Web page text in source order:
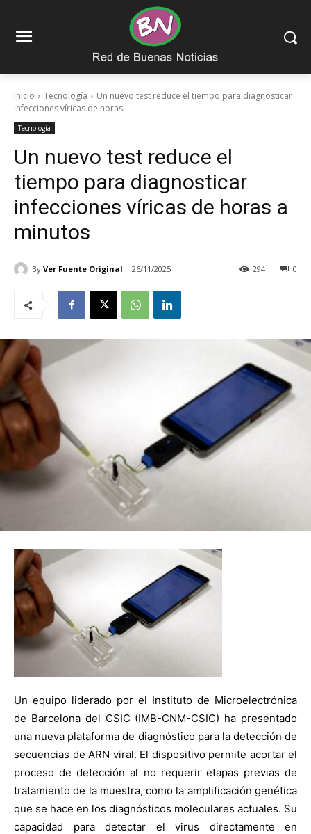
Inicio Tecnología
Un nuevo test reduce el tiempo para diagnosticar
infecciones víricas de horas...
Tecnología
Un nuevo test reduce el
tiempo para diagnosticar
infecciones víricas de horas a
minutos
By Ver Fuente Original 26/11/2025 0
294
Un equipo liderado por el Instituto de Microelectrónica
de Barcelona del CSIC (IMB-CNM-CSIC) ha presentado
una nueva plataforma de diagnóstico para la detección de
secuencias de ARN viral. El dispositivo permite acortar el
proceso de detección al no requerir etapas previas de
tratamiento de la muestra, como la amplificación genética
que se hace en los diagnósticos moleculares actuales. Su
capacidad para detectar el virus directamente en